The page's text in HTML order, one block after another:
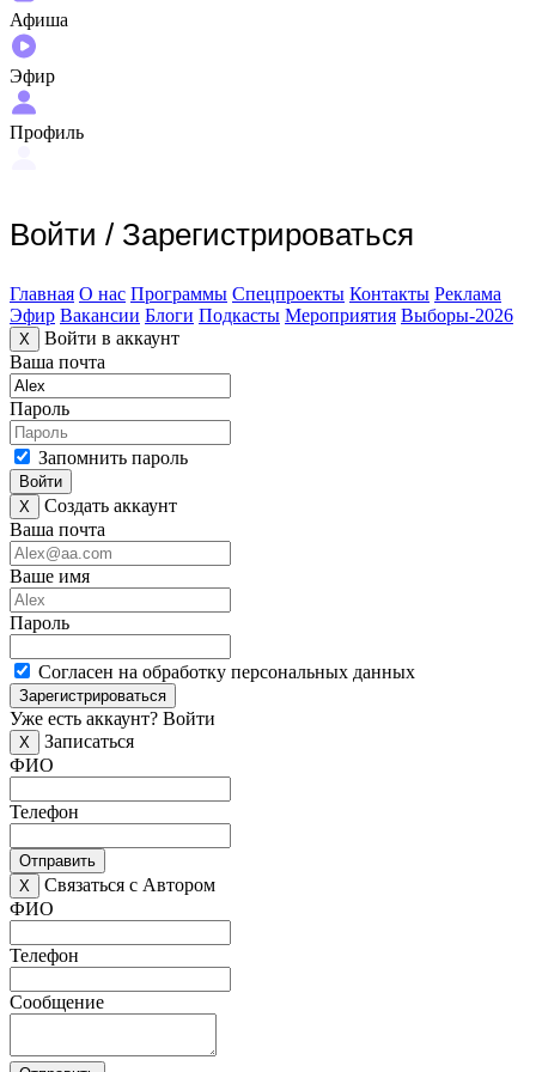
Афиша
Эфир
Профиль
Войти / Зарегистрироваться
Главная О нас Программы Спецпроекты Контакты Реклама
Эфир Вакансии Блоги Подкасты Мероприятия Выборы-2026
X
Войти в аккаунт
Ваша почта
Пароль
Запомнить пароль
Войти
X
Создать аккаунт
Ваша почта
Ваше имя
Пароль
Согласен на обработку персональных данных
Зарегистрироваться
Уже есть аккаунт? Войти
X
Записаться
ФИО
Телефон
Отправить
X
Связаться с Автором
ФИО
Телефон
Сообщение